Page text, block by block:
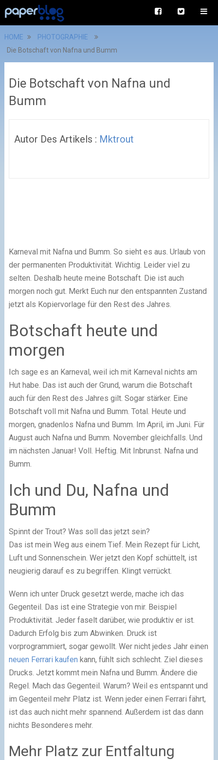
HOME
PHOTOGRAPHIE
Die Botschaft von Nafna und Bumm
Die Botschaft von Nafna und
Bumm
Autor Des Artikels : Mktrout
Karneval mit Nafna und Bumm. So sieht es aus. Urlaub von
der permanenten Produktivität. Wichtig. Leider viel zu
selten. Deshalb heute meine Botschaft. Die ist auch
morgen noch gut. Merkt Euch nur den entspannten Zustand
jetzt als Kopiervorlage für den Rest des Jahres.
Botschaft heute und
morgen
Ich sage es an Karneval, weil ich mit Karneval nichts am
Hut habe. Das ist auch der Grund, warum die Botschaft
auch für den Rest des Jahres gilt. Sogar stärker. Eine
Botschaft voll mit Nafna und Bumm. Total. Heute und
morgen, gnadenlos Nafna und Bumm. Im April, im Juni. Für
August auch Nafna und Bumm. November gleichfalls. Und
im nächsten Januar! Voll. Heftig. Mit Inbrunst. Nafna und
Bumm.
Ich und Du, Nafna und
Bumm
Spinnt der Trout? Was soll das jetzt sein?
Das ist mein Weg aus einem Tief. Mein Rezept für Licht,
Luft und Sonnenschein. Wer jetzt den Kopf schüttelt, ist
neugierig darauf es zu begriffen. Klingt verrückt.
Wenn ich unter Druck gesetzt werde, mache ich das
Gegenteil. Das ist eine Strategie von mir. Beispiel
Produktivität. Jeder faselt darüber, wie produktiv er ist.
Dadurch Erfolg bis zum Abwinken. Druck ist
vorprogrammiert, sogar gewollt. Wer nicht jedes Jahr einen
neuen Ferrari kaufen kann, fühlt sich schlecht. Ziel dieses
Drucks. Jetzt kommt mein Nafna und Bumm. Ändere die
Regel. Mach das Gegenteil. Warum? Weil es entspannt und
im Gegenteil mehr Platz ist. Wenn jeder einen Ferrari fährt,
ist das auch nicht mehr spannend. Außerdem ist das dann
nichts Besonderes mehr.
Mehr Platz zur Entfaltung